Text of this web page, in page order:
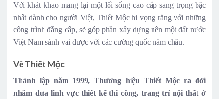
Với khát khao mang lại một lối sống cao cấp sang trọng bậc
nhất dành cho người Việt, Thiết Mộc hi vọng rằng với những
công trình đẳng cấp, sẽ góp phần xây dựng nên một đất nước
Việt Nam sánh vai được với các cường quốc năm châu.
Về Thiết Mộc
Thành lập năm 1999, Thương hiệu Thiết Mộc ra đời
nhằm đưa lĩnh vực thiết kế thi công, trang trí nội thất ở